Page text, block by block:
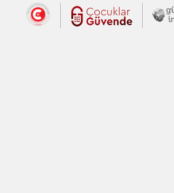
Dış Bağlantılar
Cumhurbaşkanlığı